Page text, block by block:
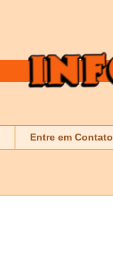
Entre em Contato